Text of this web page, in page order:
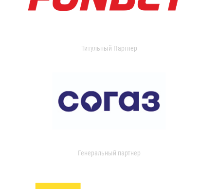
Титульный Партнер
Генеральный партнер